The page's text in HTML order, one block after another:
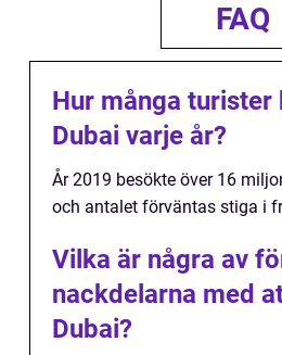
FAQ
Hur många turister
Dubai varje år?
År 2019 besökte över 16
och antalet förväntas stiga i
Vilka är några av
nackdelarna med
Dubai?